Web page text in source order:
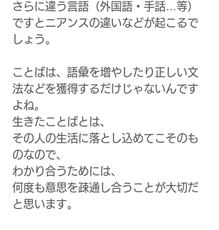
さらに違う言語（外国語・手話…等）
ですとニアンスの違いなどが起こるで
しょう。
ことばは、語彙を増やしたり正しい文
法などを獲得するだけじゃないんです
よね。
生きたことばとは、
その人の生活に落とし込めてこそのも
のなので、
わかり合うためには、
何度も意思を疎通し合うことが大切だ
と思います。